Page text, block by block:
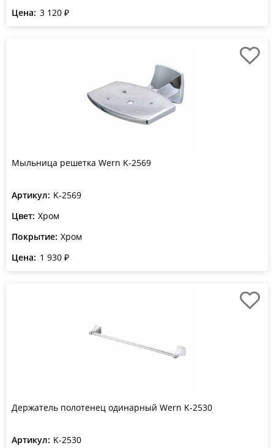
Цена: 3 120 ₽
Мыльница решетка Wern K-2569
Артикул: K-2569
Цвет: Хром
Покрытие: Хром
Цена: 1 930 ₽
Держатель полотенец одинарный Wern K-2530
Артикул: K-2530